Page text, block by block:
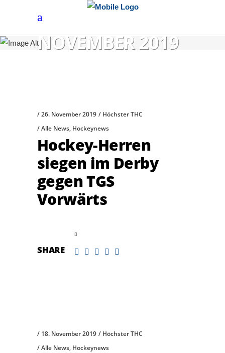
NOVEMBER 2019
26. November 2019
Höchster THC
Alle News, Hockeynews
Hockey-Herren
siegen im Derby
gegen TGS
Vorwärts
SHARE
18. November 2019
Höchster THC
Alle News, Hockeynews